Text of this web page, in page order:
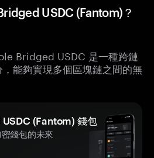
USDC (Fantom)？
Bridged USDC 是一種跨鏈
能夠實現多個區塊鏈之間的無
(Fantom) 錢包
錢包的未來